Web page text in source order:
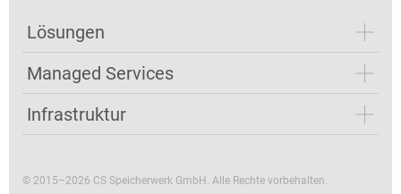
Lösungen
Managed Services
Infrastruktur
© 2015–2026 CS Speicherwerk GmbH. Alle Rechte vorbehalten.